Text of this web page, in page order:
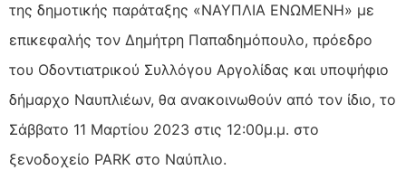
της δημοτικής παράταξης «ΝΑΥΠΛΙΑ ΕΝΩΜΕΝΗ» με
επικεφαλής τον Δημήτρη Παπαδημόπουλο, πρόεδρο
του Οδοντιατρικού Συλλόγου Αργολίδας και υποψήφιο
δήμαρχο Ναυπλιέων, θα ανακοινωθούν από τον ίδιο, το
Σάββατο 11 Μαρτίου 2023 στις 12:00μ.μ. στο
ξενοδοχείο PARK στο Ναύπλιο.